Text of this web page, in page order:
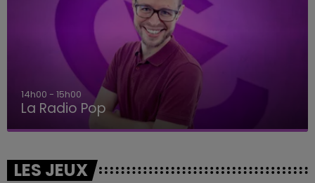
14h00 - 15h00
La Radio Pop
LES JEUX